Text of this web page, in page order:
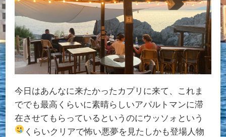
今日はあんなに来たかったカプリに来て、これま
ででも最高くらいに素晴らしいアパルトマンに滞
在させてもらっているというのにウッソォという
くらいクリアで怖い悪夢を見た しかも登場人物